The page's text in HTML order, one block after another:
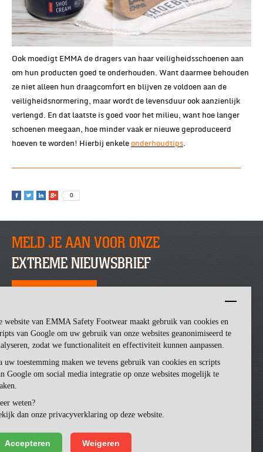
website van EMMA Safety Footwear maakt gebruik van cookies en
van Google om uw gebruik van onze websites geanonimiseerd te
zodat we functionaliteit en effectiviteit kunnen aanpassen.
uw toestemming maken we tevens gebruik van cookies en scripts
Google om social media integratie op onze websites mogelijk te
weten?
dan onze privacyverklaring op deze website.
Accepteren Weigeren
Ook moedigt EMMA de dragers van haar veiligheidsschoenen aan
om hun producten goed te onderhouden. Want daarmee behouden
ze niet alleen hun draagcomfort en blijven ze voldoen aan de
veiligheidsnormering, maar wordt de levensduur ook aanzienlijk
verlengd. En dat laatste is goed voor het milieu, want hoe langer
schoenen meegaan, hoe minder vaak er nieuwe geproduceerd
hoeven te worden! Hierbij enkele onderhoudtips.
0
MELD JE AAN VOOR ONZE
EXTREME NIEUWSBRIEF